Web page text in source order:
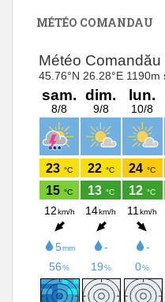
MÉTÉO COMANDAU